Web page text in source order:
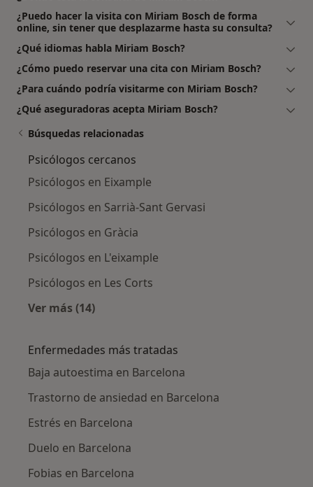
¿Puedo hacer la visita con Miriam Bosch de forma
online, sin tener que desplazarme hasta su consulta?
¿Qué idiomas habla Miriam Bosch?
¿Cómo puedo reservar una cita con Miriam Bosch?
¿Para cuándo podría visitarme con Miriam Bosch?
¿Qué aseguradoras acepta Miriam Bosch?
Búsquedas relacionadas
Psicólogos cercanos
Psicólogos en Eixample
Psicólogos en Sarrià-Sant Gervasi
Psicólogos en Gràcia
Psicólogos en L'eixample
Psicólogos en Les Corts
Ver más (14)
Enfermedades más tratadas
Baja autoestima en Barcelona
Trastorno de ansiedad en Barcelona
Estrés en Barcelona
Duelo en Barcelona
Fobias en Barcelona